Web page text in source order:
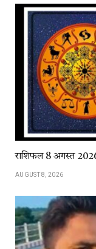
राशिफल 8 अगस्त
AUGUST 8, 2026